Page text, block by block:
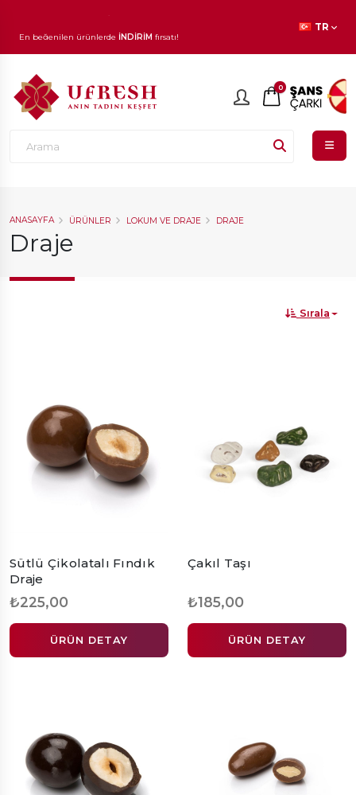
TR
0
ANASAYFA ÜRÜNLER LOKUM VE DRAJE DRAJE
Draje
Sırala
Sütlü Çikolatalı Fındık
Draje
₺225,00
ÜRÜN DETAY
Çakıl Taşı
₺185,00
ÜRÜN DETAY